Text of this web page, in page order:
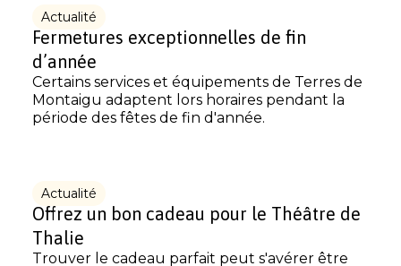
Actualité
Fermetures exceptionnelles de fin
d’année
Certains services et équipements de Terres de
Montaigu adaptent lors horaires pendant la
période des fêtes de fin d'année.
Actualité
Offrez un bon cadeau pour le Théâtre de
Thalie
Trouver le cadeau parfait peut s'avérer être